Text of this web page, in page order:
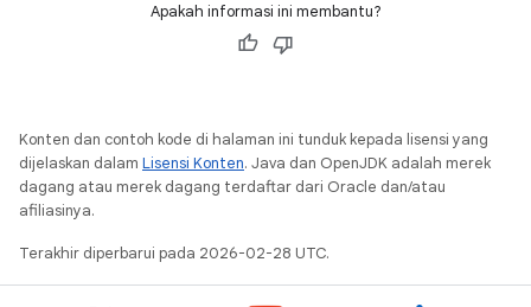
Apakah informasi ini membantu?
Konten dan contoh kode di halaman ini tunduk kepada lisensi yang
dijelaskan dalam Lisensi Konten. Java dan OpenJDK adalah merek
dagang atau merek dagang terdaftar dari Oracle dan/atau
afiliasinya.
Terakhir diperbarui pada 2026-02-28 UTC.